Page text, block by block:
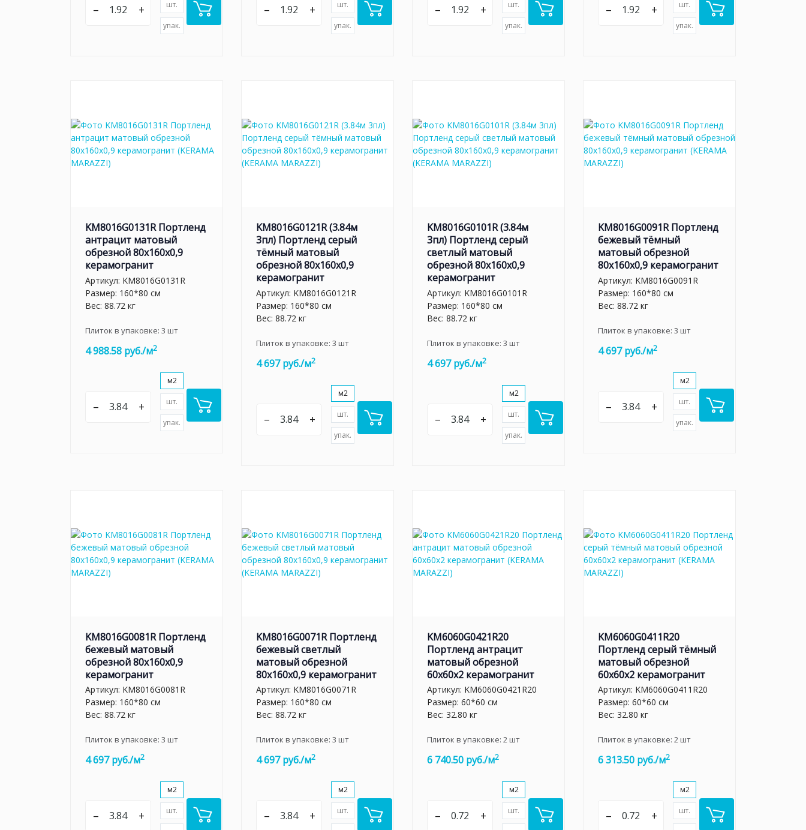
– + шт.
упак.
– + шт.
упак.
– + шт.
упак.
– + шт.
упак.
KM8016G0131R Портленд
антрацит матовый
обрезной 80x160x0,9
керамогранит
Артикул: KM8016G0131R
Размер: 160*80 см
Вес: 88.72 кг
Плиток в упаковке: 3 шт
4 988.58 руб./м2
– +
м2
шт.
упак.
KM8016G0121R (3.84м
3пл) Портленд серый
тёмный матовый
обрезной 80x160x0,9
керамогранит
Артикул: KM8016G0121R
Размер: 160*80 см
Вес: 88.72 кг
Плиток в упаковке: 3 шт
4 697 руб./м2
– +
м2
шт.
упак.
KM8016G0101R (3.84м
3пл) Портленд серый
светлый матовый
обрезной 80x160x0,9
керамогранит
Артикул: KM8016G0101R
Размер: 160*80 см
Вес: 88.72 кг
Плиток в упаковке: 3 шт
4 697 руб./м2
– +
м2
шт.
упак.
KM8016G0091R Портленд
бежевый тёмный
матовый обрезной
80x160x0,9 керамогранит
Артикул: KM8016G0091R
Размер: 160*80 см
Вес: 88.72 кг
Плиток в упаковке: 3 шт
4 697 руб./м2
– +
м2
шт.
упак.
KM8016G0081R Портленд
бежевый матовый
обрезной 80x160x0,9
керамогранит
Артикул: KM8016G0081R
Размер: 160*80 см
Вес: 88.72 кг
Плиток в упаковке: 3 шт
4 697 руб./м2
– +
м2
шт.
KM8016G0071R Портленд
бежевый светлый
матовый обрезной
80x160x0,9 керамогранит
Артикул: KM8016G0071R
Размер: 160*80 см
Вес: 88.72 кг
Плиток в упаковке: 3 шт
4 697 руб./м2
– +
м2
шт.
KM6060G0421R20
Портленд антрацит
матовый обрезной
60x60x2 керамогранит
Артикул: KM6060G0421R20
Размер: 60*60 см
Вес: 32.80 кг
Плиток в упаковке: 2шт
6 740.50 руб./м2
– +
м2
шт.
KM6060G0411R20
Портленд серый тёмный
матовый обрезной
60x60x2 керамогранит
Артикул: KM6060G0411R20
Размер: 60*60 см
Вес: 32.80 кг
Плиток в упаковке: 2шт
6 313.50 руб./м2
– +
м2
шт.